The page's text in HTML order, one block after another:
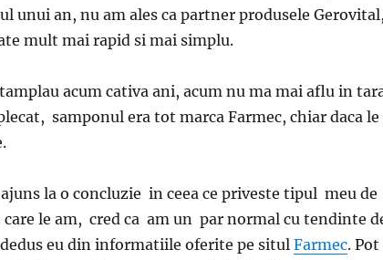
unui an, nu am ales ca partner produsele
mult mai rapid si mai simplu.
acum cativa ani, acum nu ma mai aflu in
samponul era tot marca Farmec, chiar daca le
la o concluzie in ceea ce priveste tipul meu de
care le am, cred ca am un par normal cu tendinte
eu din informatiile oferite pe situl Farmec. Pot